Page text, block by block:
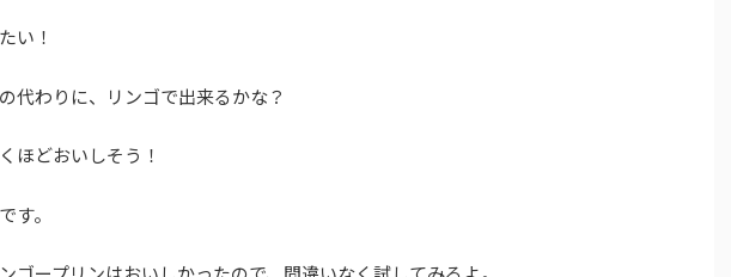
い！
代わりに、リンゴで出来るかな？
ほどおいしそう！
す。